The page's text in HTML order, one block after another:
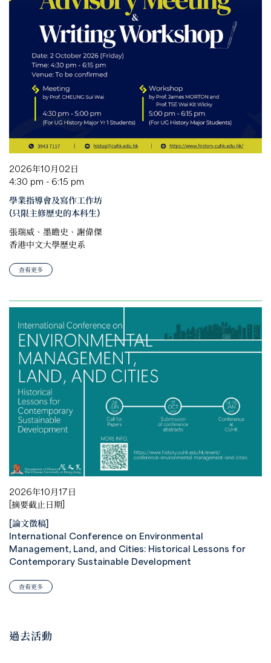
2026年10月02日
4:30 pm - 6:15 pm
學業指導會及寫作工作坊
(只限主修歷史的本科生)
張瑞威、墨瞻史、謝偉傑
香港中文大學歷史系
查看更多
2026年10月17日
[摘要截止日期]
[論文徵稿]
International Conference on Environmental
Management, Land, and Cities: Historical Lessons for
Contemporary Sustainable Development
查看更多
過去活動